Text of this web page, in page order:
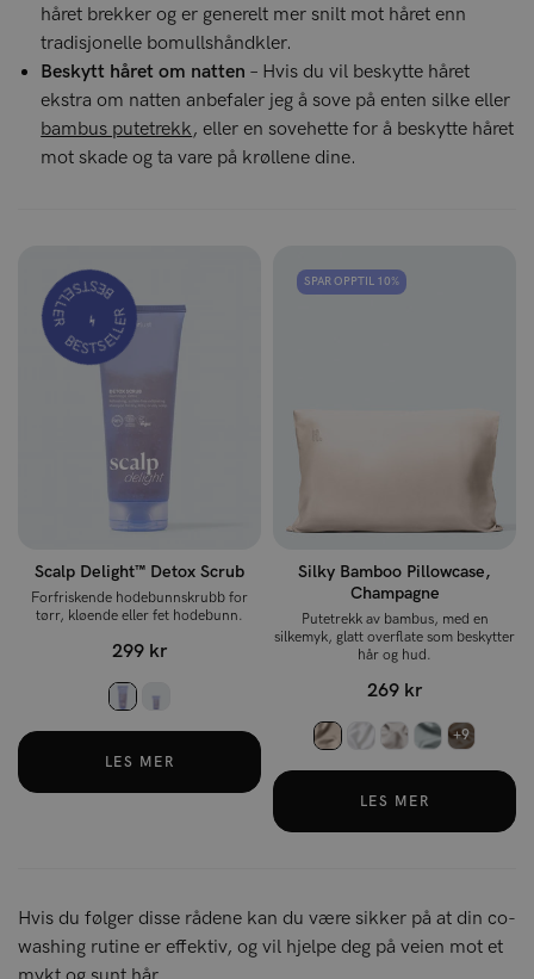
håret brekker og er generelt mer snilt mot håret enn
tradisjonelle bomullshåndkler.
Beskytt håret om natten – Hvis du vil beskytte håret
ekstra om natten anbefaler jeg å sove på enten silke eller
bambus putetrekk, eller en sovehette for å beskytte håret
mot skade og ta vare på krøllene dine.
BESTSELLER
BESTSELLER
⚡️
Scalp Delight™ Detox Scrub
Forfriskende hodebunnskrubb for
tørr, kløende eller fet hodebunn.
299 kr
LES MER
SPAR OPPTIL 10%
Silky Bamboo Pillowcase,
Champagne
Putetrekk av bambus, med en
silkemyk, glatt overflate som beskytter
hår og hud.
269 kr
+9
LES MER
Hvis du følger disse rådene kan du være sikker på at din co-
washing rutine er effektiv, og vil hjelpe deg på veien mot et